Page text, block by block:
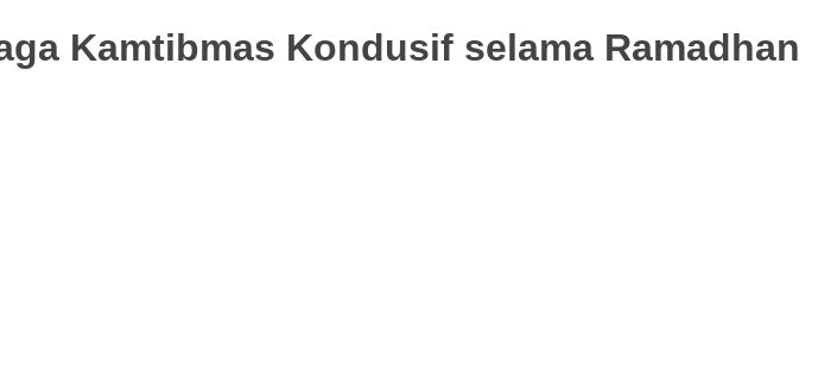
Kamtibmas Kondusif selama Ramadhan